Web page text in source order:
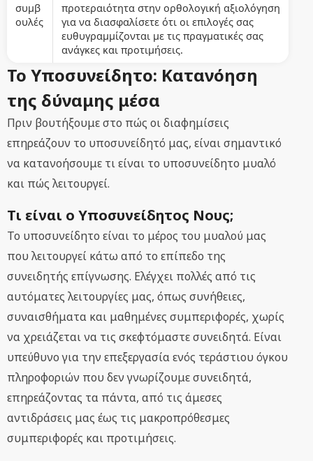
συμβ
ουλές
προτεραιότητα στην ορθολογική αξιολόγηση
για να διασφαλίσετε ότι οι επιλογές σας
ευθυγραμμίζονται με τις πραγματικές σας
ανάγκες και προτιμήσεις.
Το Υποσυνείδητο: Κατανόηση
της δύναμης μέσα
Πριν βουτήξουμε στο πώς οι διαφημίσεις
επηρεάζουν το υποσυνείδητό μας, είναι σημαντικό
να κατανοήσουμε τι είναι το υποσυνείδητο μυαλό
και πώς λειτουργεί.
Τι είναι ο Υποσυνείδητος Νους;
Το υποσυνείδητο είναι το μέρος του μυαλού μας
που λειτουργεί κάτω από το επίπεδο της
συνειδητής επίγνωσης. Ελέγχει πολλές από τις
αυτόματες λειτουργίες μας, όπως συνήθειες,
συναισθήματα και μαθημένες συμπεριφορές, χωρίς
να χρειάζεται να τις σκεφτόμαστε συνειδητά. Είναι
υπεύθυνο για την επεξεργασία ενός τεράστιου όγκου
πληροφοριών που δεν γνωρίζουμε συνειδητά,
επηρεάζοντας τα πάντα, από τις άμεσες
αντιδράσεις μας έως τις μακροπρόθεσμες
συμπεριφορές και προτιμήσεις.